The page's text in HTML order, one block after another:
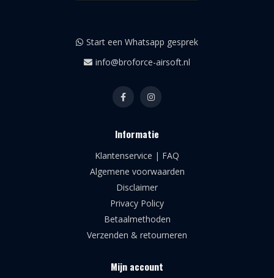
Start een Whatsapp gesprek
info@broforce-airsoft.nl
Informatie
Klantenservice | FAQ
Algemene voorwaarden
Disclaimer
Privacy Policy
Betaalmethoden
Verzenden & retourneren
Mijn account